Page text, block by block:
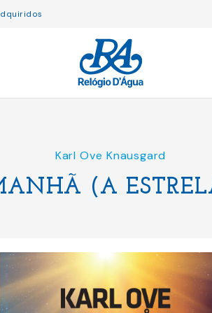
Karl Ove Knausgard
(A